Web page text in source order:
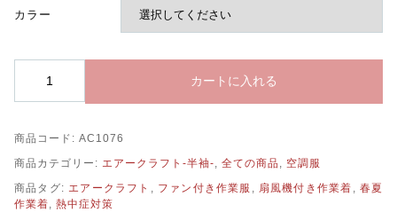
カラー
AC1076
ク
ラ
ト
半
カートに入れる
商品コード: AC1076
商品カテゴリー: エアークラフト-半袖-, 全ての商品 , 空調服
商品タグ: エアークラフト , ファン付き作業服 , 扇風機付き作業着 , 春夏
作業着, 熱中症対策